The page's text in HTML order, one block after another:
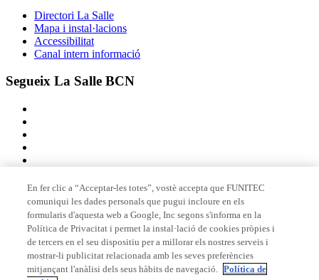
Directori La Salle
Mapa i instal·lacions
Accessibilitat
Canal intern informació
Segueix La Salle BCN
Membre de
Acreditacions
En fer clic a “Acceptar-les totes”, vostè accepta que FUNITEC
comuniqui les dades personals que pugui incloure en els
formularis d'aquesta web a Google, Inc segons s'informa en la
Política de Privacitat i permet la instal·lació de cookies pròpies i
de tercers en el seu dispositiu per a millorar els nostres serveis i
mostrar-li publicitat relacionada amb les seves preferències
mitjançant l'anàlisi dels seus hàbits de navegació. Política de